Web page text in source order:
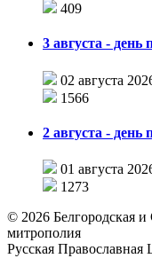
409
3 августа -
02 августа
1566
2 августа -
01 августа
1273
© 2026 Белгородская и
митрополия
Русская